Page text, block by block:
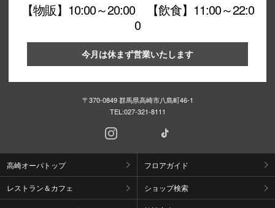
【物販】10:00～20:00 【飲食】11:00～22:0
0
今月は休まず営業いたします
〒370-0849 群馬県高崎市八島町46-1
TEL:027-321-8111
高崎オーパトップ フロアガイド
レストラン＆カフェ ショップ検索